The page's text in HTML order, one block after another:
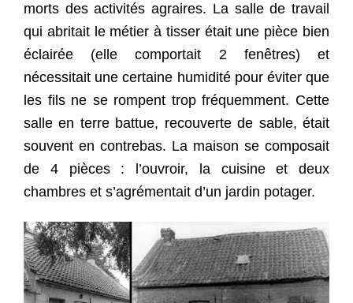
morts des activités agraires. La salle de travail
qui abritait le métier à tisser était une pièce bien
éclairée (elle comportait 2 fenêtres) et
nécessitait une certaine humidité pour éviter que
les fils ne se rompent trop fréquemment. Cette
salle en terre battue, recouverte de sable, était
souvent en contrebas. La maison se composait
de 4 pièces : l’ouvroir, la cuisine et deux
chambres et s’agrémentait d’un jardin potager.